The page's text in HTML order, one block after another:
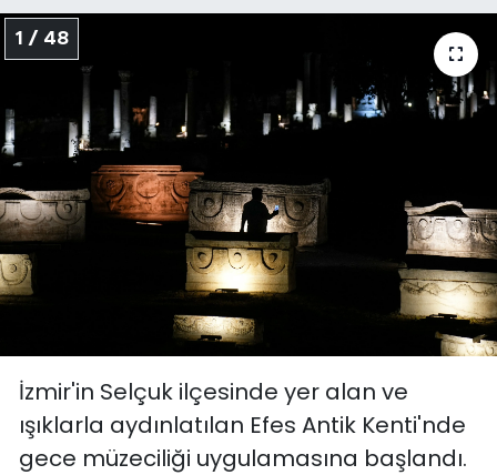
1 / 48
İzmir'in Selçuk ilçesinde yer alan ve
ışıklarla aydınlatılan Efes Antik Kenti'nde
gece müzeciliği uygulamasına başlandı.
TEKNOLOJİ
Yaşam
YEREL POLİTİKA
YEREL YÖNETİMLER
Yurt